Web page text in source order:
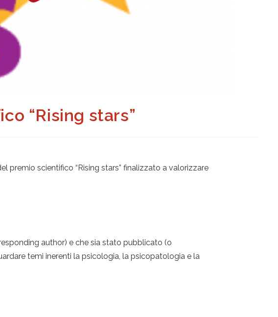
“Rising stars”
premio scientifico “Rising stars” finalizzato a valorizzare
author) e che sia stato pubblicato (o
temi inerenti la psicologia, la psicopatologia e la